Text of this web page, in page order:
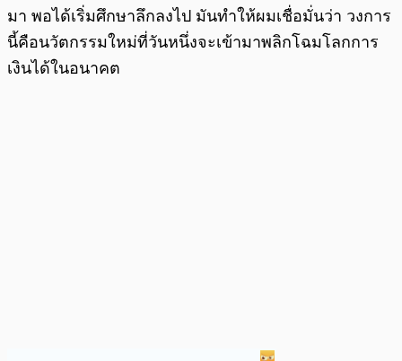
มา พอได้เริ่มศึกษาลึกลงไป มันทำให้ผมเชื่อมั่นว่า วงการ
นี้คือนวัตกรรมใหม่ที่วันหนึ่งจะเข้ามาพลิกโฉมโลกการ
เงินได้ในอนาคต